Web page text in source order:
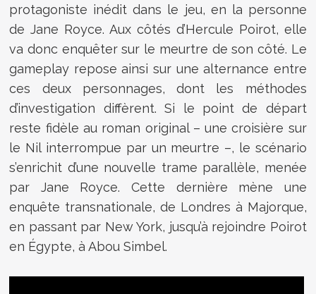
protagoniste inédit dans le jeu, en la personne
de Jane Royce. Aux côtés d’Hercule Poirot, elle
va donc enquêter sur le meurtre de son côté. Le
gameplay repose ainsi sur une alternance entre
ces deux personnages, dont les méthodes
d’investigation diffèrent. Si le point de départ
reste fidèle au roman original – une croisière sur
le Nil interrompue par un meurtre –, le scénario
s’enrichit d’une nouvelle trame parallèle, menée
par Jane Royce. Cette dernière mène une
enquête transnationale, de Londres à Majorque,
en passant par New York, jusqu’à rejoindre Poirot
en Égypte, à Abou Simbel.